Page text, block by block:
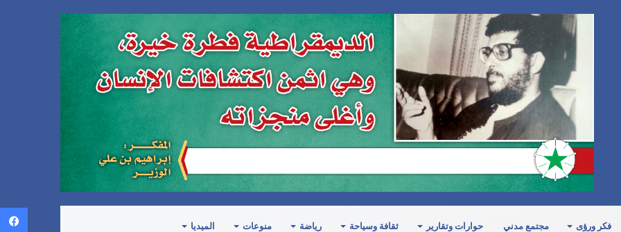
فكر ورؤى مجتمع مدني حوارات وتقارير ثقافة وسياحة رياضة منوعات الميديا